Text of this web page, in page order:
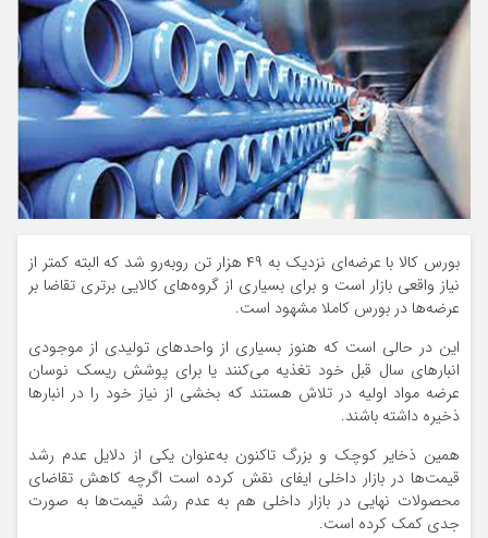
بورس کالا با عرضه‌‌ای نزدیک به ۴۹ هزار تن روبه‌رو شد که البته کمتر از
نیاز واقعی بازار است و برای بسیاری از گروه‌های کالایی برتری تقاضا بر
عرضه‌ها در بورس کاملا مشهود است.
این در حالی است که هنوز بسیاری از واحدهای تولیدی از موجودی
انبارهای سال قبل خود تغذیه می‌کنند یا برای پوشش ریسک نوسان
عرضه مواد اولیه در تلاش هستند که بخشی از نیاز خود را در انبارها
ذخیره داشته باشند.
همین ذخایر کوچک و بزرگ تاکنون به‌عنوان یکی از دلایل عدم رشد
قیمت‌ها در بازار داخلی ایفای نقش کرده است اگرچه کاهش تقاضای
محصولات نهایی در بازار داخلی هم به عدم رشد قیمت‌ها به‌ صورت
جدی کمک کرده است.